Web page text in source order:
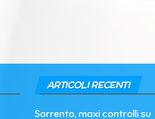
ARTICOLI RECENTI
Sorrento, maxi controlli su